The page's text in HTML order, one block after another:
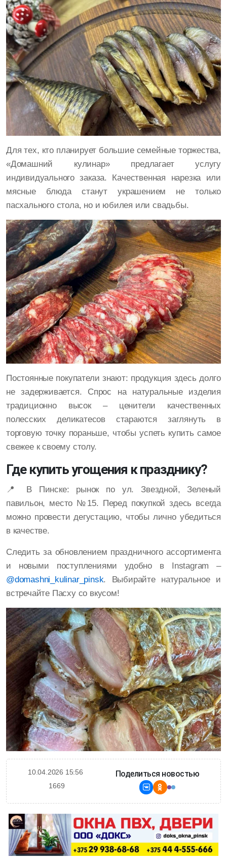
Для тех, кто планирует большие семейные торжества,
«Домашний кулинар» предлагает услугу
индивидуального заказа. Качественная нарезка или
мясные блюда станут украшением не только
пасхального стола, но и юбилея или свадьбы.
Постоянные покупатели знают: продукция здесь долго
не задерживается. Спрос на натуральные изделия
традиционно высок – ценители качественных
полесских деликатесов стараются заглянуть в
торговую точку пораньше, чтобы успеть купить самое
свежее к своему столу.
Где купить угощения к празднику?
📍 В Пинске: рынок по ул. Звездной, Зеленый
павильон, место №15. Перед покупкой здесь всегда
можно провести дегустацию, чтобы лично убедиться
в качестве.
Следить за обновлением праздничного ассортимента
и новыми поступлениями удобно в Instagram –
@domashni_kulinar_pinsk. Выбирайте натуральное и
встречайте Пасху со вкусом!
10.04.2026 15:56
1669
Поделиться новостью